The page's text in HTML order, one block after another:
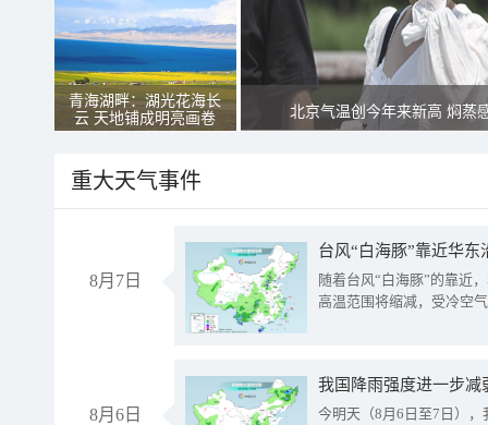
青海湖畔：湖光花海长
云 天地铺成明亮画卷
北京气温创今年来新高 焖蒸
重大天气事件
8月7日
台风“白海豚”靠近华
随着台风“白海豚”的靠近
高温范围将缩减，受冷空
8月6日
今明天（8月6日至7日）